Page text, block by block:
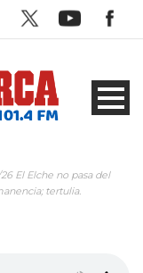
26 El Elche no pasa del
tertulia.